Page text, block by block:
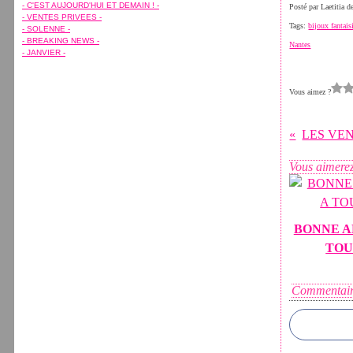
Février(7)
Janvier(10)
Février(11)
Janvier(8)
Avril (7)
Mars(7)
Février(8)
Janvier(7)
Avril (15)
Mars(5)
Janvier(1)
- C'EST AUJOURD'HUI ET DEMAIN ! -
- VENTES PRIVEES -
- SOLENNE -
- BREAKING NEWS -
- JANVIER -
Posté par Laetitia
Tags:bijoux
Nantes
Vous aimez ?
LES
Vous
BONNE